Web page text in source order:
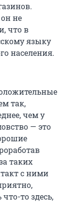
не
что в
языку
населения.
так,
чем у
— это
таких
с ними
то здесь,